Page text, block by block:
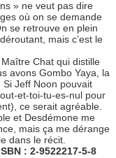
» ne veut pas dire
où on se demande
se retrouve en plein
mais c’est le
Chat qui distille
avons Gombo Yaya, la
Jeff Noon pouvait
et-toi-tu-es-nul pour
ce serait agréable.
et Desdémone me
mais ça me dérange
dans le récit.
: 2-9522217-5-8